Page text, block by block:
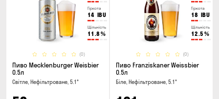
Гіркота
14 IBU
Щільність
11.8 %
(0)
Пиво Mecklenburger Weisbier
0.5л
Світле, Нефільтроване, 5.1°
Гіркота
18 IBU
Щільність
12.5 %
(0)
Пиво Franziskaner Weissbier
0.5л
Біле, Нефільтроване, 5.1°